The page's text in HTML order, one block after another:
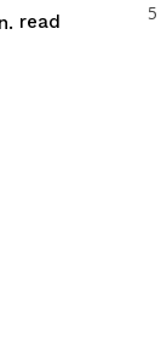
read 5